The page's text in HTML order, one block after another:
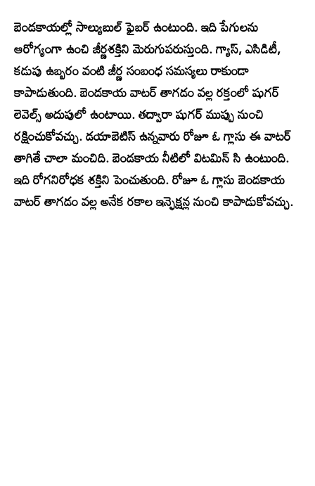
బెండకాయల్లో సాల్యుబుల్ ఫైబర్ ఉంటుంది. ఇది పేగులను
ఆరోగ్యంగా ఉంచి జీర్ణశక్తిని మెరుగుపరుస్తుంది. గ్యాస్, ఎసిడిటీ,
కడుపు ఉబ్బరం వంటి జీర్ణ సంబంధ సమస్యలు రాకుండా
కాపాడుతుంది. బెండకాయ వాటర్ తాగడం వల్ల రక్తంలో షుగర్
లెవెల్స్ అదుపులో ఉంటాయి. తద్వారా షుగర్ ముప్పు నుంచి
రక్షించుకోవచ్చు. డయాబెటిస్ ఉన్నవారు రోజూ ఓ గ్లాసు ఈ వాటర్
తాగితే చాలా మంచిది. బెండకాయ నీటిలో విటమిన్ సి ఉంటుంది.
ఇది రోగనిరోధక శక్తిని పెంచుతుంది. రోజూ ఓ గ్లాసు బెండకాయ
వాటర్ తాగడం వల్ల అనేక రకాల ఇన్ఫెక్షన్ల నుంచి కాపాడుకోవచ్చు.